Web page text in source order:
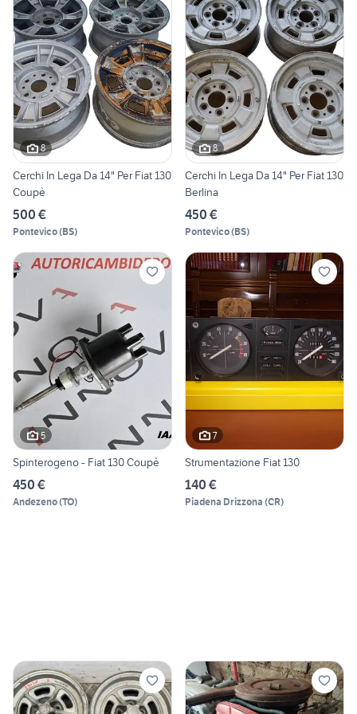
8
Cerchi In Lega Da 14" Per Fiat 130
Coupè
500 €
Pontevico(BS)
8
Cerchi In Lega Da 14" Per Fiat 130
Berlina
450 €
Pontevico(BS)
5
Spinterogeno - Fiat 130 Coupè
450 €
Andezeno(TO)
7
Strumentazione Fiat 130
140 €
Piadena Drizzona (CR)